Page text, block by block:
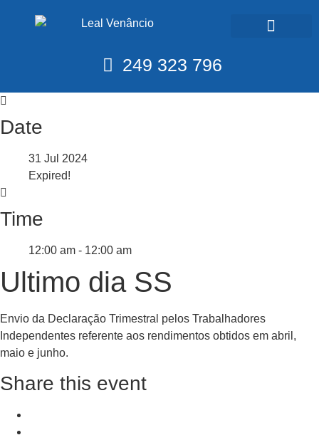
249 323 796
Date
31 Jul 2024
Expired!
Time
12:00 am - 12:00 am
Ultimo dia SS
Envio da Declaração Trimestral pelos Trabalhadores
Independentes referente aos rendimentos obtidos em abril,
maio e junho.
Share this event